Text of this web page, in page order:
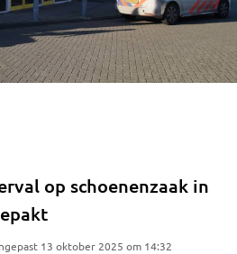
op schoenenzaak in
13 oktober 2025 om 14:32